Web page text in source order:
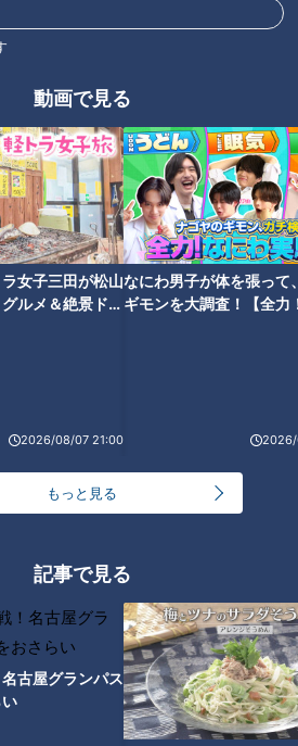
動画で見る
ラ女子三田が松山
ルメ＆絶景ドラ
2026/08/07 21:00
なにわ男子が体を張って
ギモンを大調査！【全力
2026/
もっと見る
記事で見る
古屋グランパス
ランキング
RANKING
週間 月間
こり」…「鎖骨ほぐし」で大改善！あ
イプ？肩こり4つのタイプと改善法
ーの2次会？】若狭アナが脱いだ？大
た？水分アナが舞った！？CBC5チャ
ラオケ大会ほぼすべて見せます！
人！？みてちょ初「アクスタ」を徹底
もっと見る